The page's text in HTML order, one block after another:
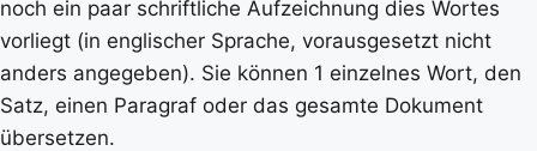
noch ein paar schriftliche Aufzeichnung dies Wortes
vorliegt (in englischer Sprache, vorausgesetzt nicht
anders angegeben). Sie können 1 einzelnes Wort, den
Satz, einen Paragraf oder das gesamte Dokument
übersetzen.